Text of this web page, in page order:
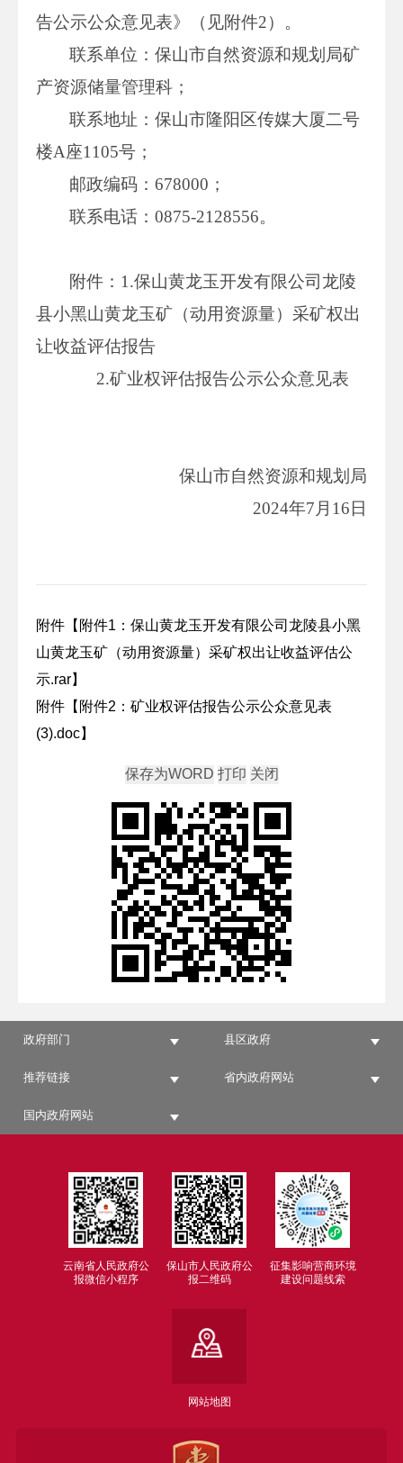
告公示公众意见表》（见附件2）。
联系单位：保山市自然资源和规划局矿
产资源储量管理科；
联系地址：保山市隆阳区传媒大厦二号
楼A座1105号；
邮政编码：678000；
联系电话：0875-2128556。
附件：1.保山黄龙玉开发有限公司龙陵
县小黑山黄龙玉矿（动用资源量）采矿权出
让收益评估报告
2.矿业权评估报告公示公众意见表
保山市自然资源和规划局
2024年7月16日
附件【 附件1：保山黄龙玉开发有限公司龙陵县小黑
山黄龙玉矿（动用资源量）采矿权出让收益评估公
示.rar】
附件【 附件2：矿业权评估报告公示公众意见表
(3).doc】
政府部门 县区政府
推荐链接 省内政府网站
国内政府网站
云南省人民政府公
报微信小程序
保山市人民政府公
报二维码
征集影响营商环境
建设问题线索
网站地图